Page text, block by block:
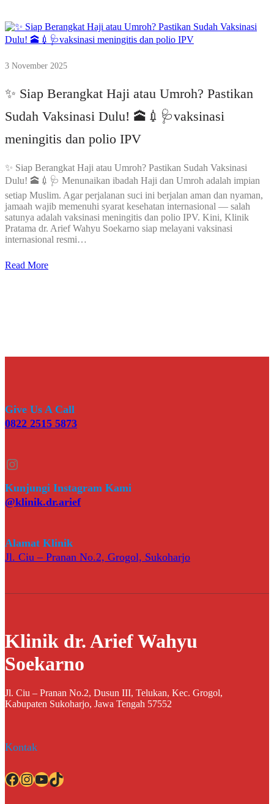
3 November 2025
✨ Siap Berangkat Haji atau Umroh? Pastikan
Sudah Vaksinasi Dulu! 🕋💉🩺vaksinasi
meningitis dan polio IPV
✨ Siap Berangkat Haji atau Umroh? Pastikan Sudah Vaksinasi
Dulu! 🕋💉🩺 Menunaikan ibadah Haji dan Umroh adalah impian
setiap Muslim. Agar perjalanan suci ini berjalan aman dan nyaman,
jamaah wajib memenuhi syarat kesehatan internasional — salah
satunya adalah vaksinasi meningitis dan polio IPV. Kini, Klinik
Pratama dr. Arief Wahyu Soekarno siap melayani vaksinasi
internasional resmi…
Read More
Give Us A Call
0822 2515 5873
Instagram
Kunjungi Instagram Kami
@klinik.dr.arief
Alamat Klinik
Jl. Ciu – Pranan No.2, Grogol, Sukoharjo
Klinik dr. Arief Wahyu
Soekarno
Jl. Ciu – Pranan No.2, Dusun III, Telukan, Kec. Grogol,
Kabupaten Sukoharjo, Jawa Tengah 57552
Kontak
Facebook InstagramYouTube TikTok